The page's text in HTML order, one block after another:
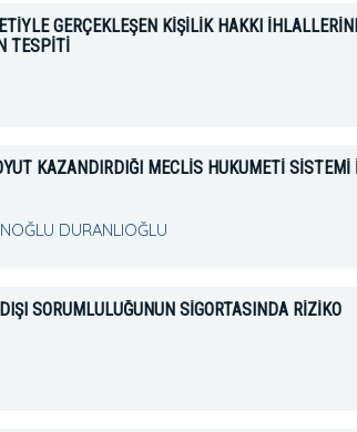
GERÇEKLEŞEN KİŞİLİK HAKKI
TESPİTİ
KAZANDIRDIĞI MECLİS HÜKÜMETİ
DURANLIOĞLU
SORUMLULUĞUNUN SİGORTASINDA RİZİKO